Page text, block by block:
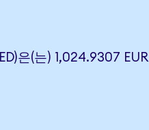
은(는) 1,024.9307 EUR